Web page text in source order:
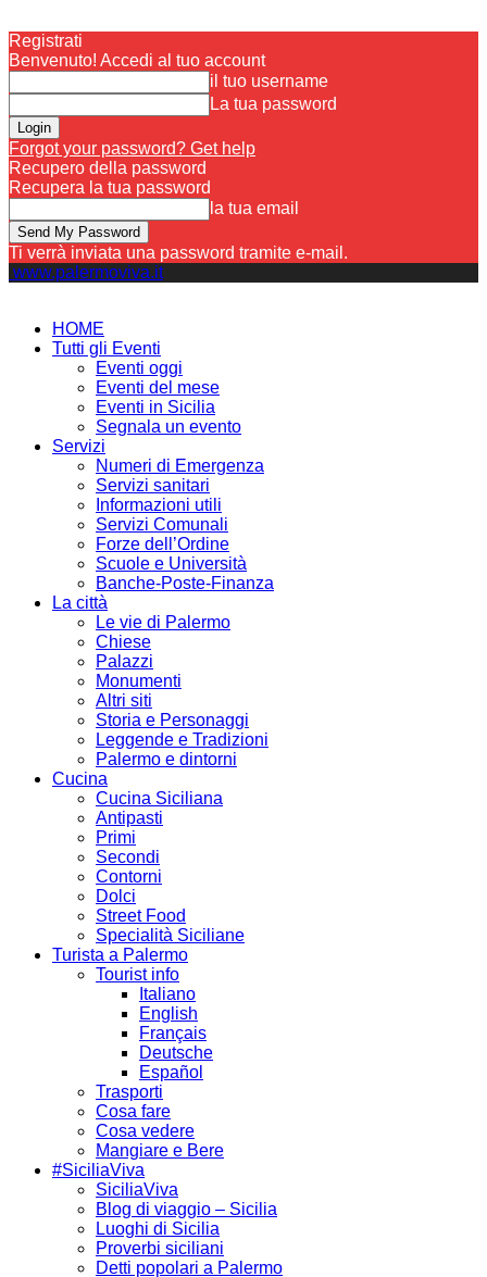
Registrati
Benvenuto! Accedi al tuo account
il tuo username
La tua password
Forgot your password? Get help
Recupero della password
Recupera la tua password
la tua email
Ti verrà inviata una password tramite e-mail.
www.palermoviva.it
HOME
Tutti gli Eventi
Eventi oggi
Eventi del mese
Eventi in Sicilia
Segnala un evento
Servizi
Numeri di Emergenza
Servizi sanitari
Informazioni utili
Servizi Comunali
Forze dell’Ordine
Scuole e Università
Banche-Poste-Finanza
La città
Le vie di Palermo
Chiese
Palazzi
Monumenti
Altri siti
Storia e Personaggi
Leggende e Tradizioni
Palermo e dintorni
Cucina
Cucina Siciliana
Antipasti
Primi
Secondi
Contorni
Dolci
Street Food
Specialità Siciliane
Turista a Palermo
Tourist info
Italiano
English
Français
Deutsche
Español
Trasporti
Cosa fare
Cosa vedere
Mangiare e Bere
#SiciliaViva
SiciliaViva
Blog di viaggio – Sicilia
Luoghi di Sicilia
Proverbi siciliani
Detti popolari a Palermo